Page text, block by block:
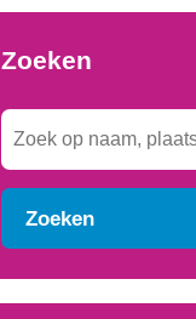
Zoeken
Zoeken